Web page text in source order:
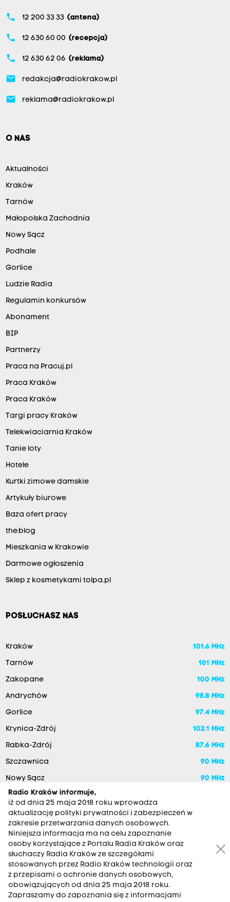
phone 12 200 33 33 (antena)
phone 12 630 60 00 (recepcja)
phone 12 630 62 06 (reklama)
email redakcja@radiokrakow.pl
email reklama@radiokrakow.pl
O NAS
Aktualności
Kraków
Tarnów
Małopolska Zachodnia
Nowy Sącz
Podhale
Gorlice
Ludzie Radia
Regulamin konkursów
Abonament
BIP
Partnerzy
Praca na Pracuj.pl
Praca Kraków
Praca Kraków
Targi pracy Kraków
Telekwiaciarnia Kraków
Tanie loty
Hotele
Kurtki zimowe damskie
Artykuły biurowe
Baza ofert pracy
the:blog
Mieszkania w Krakowie
Darmowe ogłoszenia
Sklep z kosmetykami tolpa.pl
POSŁUCHASZ NAS
Kraków 101.6 MHz
Tarnów 101 MHz
Zakopane 100 MHz
Andrychów 98.8 MHz
Gorlice 97.4 MHz
Krynica-Zdrój 102.1 MHz
Rabka-Zdrój 87.6 MHz
Szczawnica 90 MHz
Nowy Sącz 90 MHz
RADIO KRAKÓW SA. Aleja Juliusza Słowackiego 22, 30-007
Kraków
Antena: 12 200 33 33
Radio Kraków informuje,
iż od dnia 25 maja 2018 roku wprowadza
aktualizację polityki prywatności i zabezpieczeń w
zakresie przetwarzania danych osobowych.
Niniejsza informacja ma na celu zapoznanie
osoby korzystające z Portalu Radia Kraków oraz
słuchaczy Radia Kraków ze szczegółami
stosowanych przez Radio Kraków technologii oraz
z przepisami o ochronie danych osobowych,
obowiązujących od dnia 25 maja 2018 roku.
Zapraszamy do zapoznania się z informacjami